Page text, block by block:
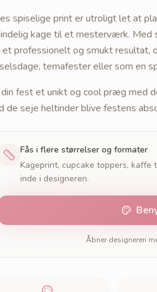
spiselige print er utroligt let at
kage til et mesterværk. Med
professionelt og smukt resultat,
temafester eller som en
din fest et unikt og cool præg med
de seje heltinder blive festens
Fås i flere størrelser og formater
Kageprint, cupcake toppers,
inde i designeren.
Åbner designeren